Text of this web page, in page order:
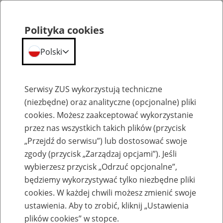
Aktualności
Uwaga na oszustów, którzy dzwonią w
sprawie aktualizacji numeru telefonu na
Polityka cookies
Polski
Serwisy ZUS wykorzystują techniczne
(niezbędne) oraz analityczne (opcjonalne) pliki
cookies. Możesz zaakceptować wykorzystanie
przez nas wszystkich takich plików (przycisk
„Przejdź do serwisu”) lub dostosować swoje
zgody (przycisk „Zarządzaj opcjami”). Jeśli
wybierzesz przycisk „Odrzuć opcjonalne”,
będziemy wykorzystywać tylko niezbędne pliki
cookies. W każdej chwili możesz zmienić swoje
ustawienia. Aby to zrobić, kliknij „Ustawienia
plików cookies” w stopce.